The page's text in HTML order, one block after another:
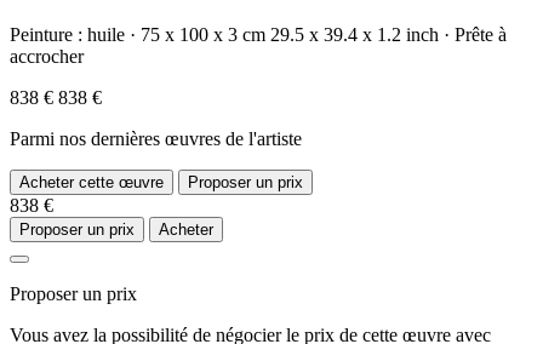
Peinture : huile · 75 x 100 x 3 cm 29.5 x 39.4 x 1.2 inch · Prête à
accrocher
838 € 838 €
Parmi nos dernières œuvres de l'artiste
Acheter cette œuvre Proposer un prix
838 €
Proposer un prix Acheter
Proposer un prix
Vous avez la possibilité de négocier le prix de cette œuvre avec